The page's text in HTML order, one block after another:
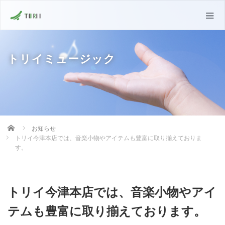
トリイミュージック
Home
お知らせ
トリイ今津本店では、音楽小物やアイテムも豊富に取り揃えておりま
す。
トリイ今津本店では、音楽小物やアイ
テムも豊富に取り揃えております。